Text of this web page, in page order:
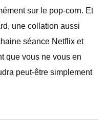
sur le pop-corn. Et
une collation aussi
séance Netflix et
que vous ne vous en
peut-être simplement